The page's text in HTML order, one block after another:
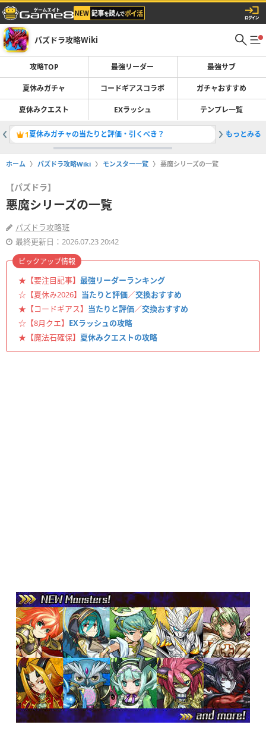
パズドラ攻略Wiki
攻略TOP 最強リーダー 最強サブ
夏休みガチャ コードギアスコラボ ガチャおすすめ
夏休みクエスト EXラッシュ テンプレ一覧
1夏休みガチャの当たりと評価・引くべき？ 2最強リ
もっとみる
ホーム パズドラ攻略Wiki モンスター一覧 悪魔シリーズの一覧
【パズドラ】
悪魔シリーズの一覧
パズドラ攻略班
最終更新日：2026.07.23 20:42
★【要注目記事】 最強リーダーランキング
☆【夏休み2026】 当たりと評価／交換おすすめ
★【コードギアス】 当たりと評価／交換おすすめ
☆【8月クエ】 EXラッシュの攻略
★【魔法石確保】 夏休みクエストの攻略
ピックアップ情報